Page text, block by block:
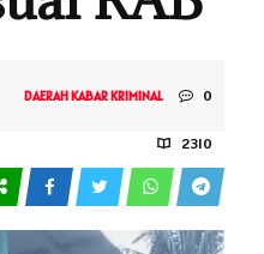
DAERAHKABARKRIMINAL 0
2310